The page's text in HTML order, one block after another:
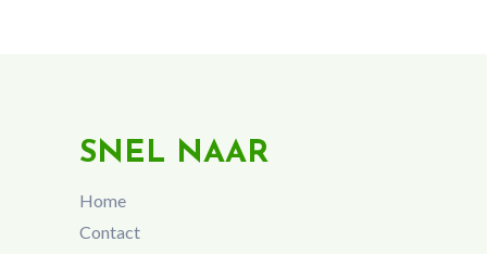
SNEL NAAR
Home
Contact